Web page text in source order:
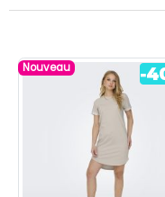
Nouveau